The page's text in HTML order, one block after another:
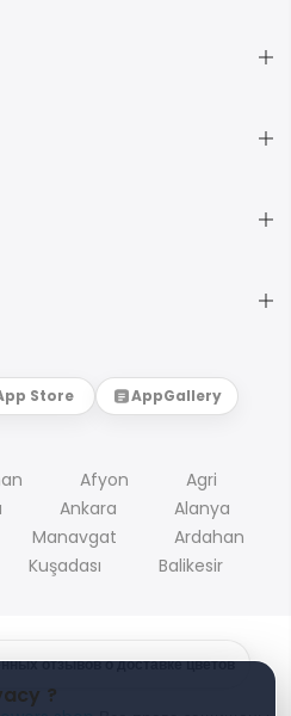
?
Store AppGallery
Afyon
Agri
Ankara
Alanya
Manavgat
Ardahan
Kuşadası Balikesir
отзывов о доставке цветов